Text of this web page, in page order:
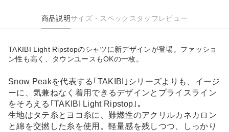
商品説明サイズ・スペック スタッフレビュー
TAKIBI Light Ripstopのシャツに新デザインが登場。ファッショ
ン性も高く、タウンユースもOKの一枚。
Snow Peakを代表する｢TAKIBI｣シリーズよりも、イージ
ーに、気兼ねなく着用できるデザインとプライスライン
をそろえる｢TAKIBI Light Ripstop｣。
生地はタテ糸とヨコ糸に、難燃性のアクリルカネカロン
と綿を交撚した糸を使用。軽量感を残しつつ、しっかり